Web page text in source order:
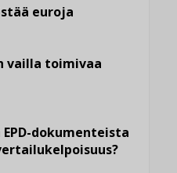
euroja
vailla toimivaa
dokumenteista